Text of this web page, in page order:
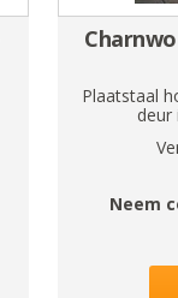
Plaatstaal
deur
Neem